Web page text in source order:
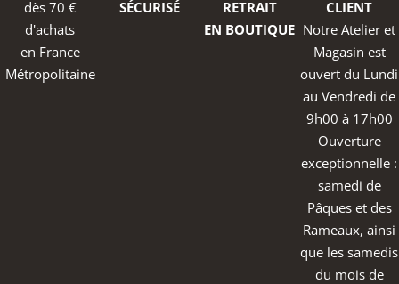
dès 70 €
d'achats
en France
Métropolitaine
SÉCURISÉ
RETRAIT
EN BOUTIQUE
CLIENT
Notre Atelier et
Magasin est
ouvert du Lundi
au Vendredi de
9h00 à 17h00
Ouverture
exceptionnelle :
samedi de
Pâques et des
Rameaux, ainsi
que les samedis
du mois de